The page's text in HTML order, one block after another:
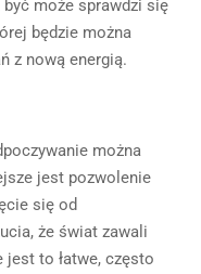
może sprawdzi się
będzie można
z nową energią.
można
jest pozwolenie
się od
że świat zawali
to łatwe, często